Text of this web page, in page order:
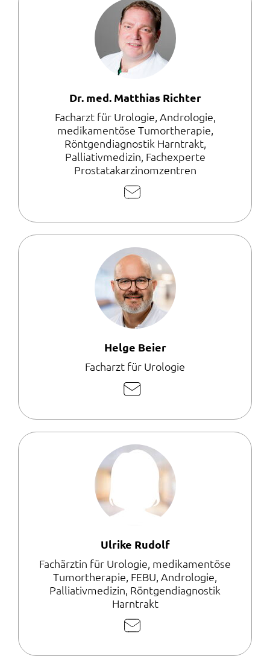
Dr. med. Matthias Richter
Facharzt für Urologie, Andrologie,
medikamentöse Tumortherapie,
Röntgendiagnostik Harntrakt,
Palliativmedizin, Fachexperte
Prostatakarzinomzentren
E-
schreiben
Helge Beier
Facharzt für Urologie
E-
schreiben
Ulrike Rudolf
Fachärztin für Urologie, medikamentöse
Tumortherapie, FEBU, Andrologie,
Palliativmedizin, Röntgendiagnostik
Harntrakt
E-
schreiben